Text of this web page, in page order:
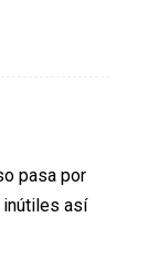
pasa por
inútiles así